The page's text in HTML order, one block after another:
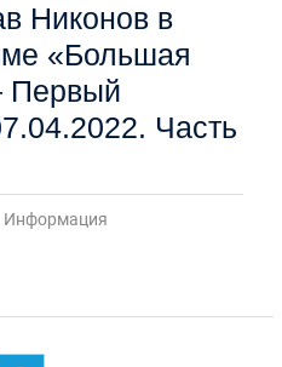
Никонов в
«Большая
Первый
Часть
Информация